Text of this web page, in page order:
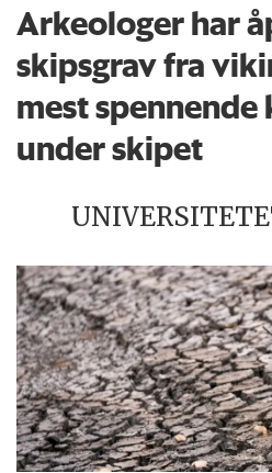
Arkeologer har
skipsgrav fra
mest spennende
under skipet